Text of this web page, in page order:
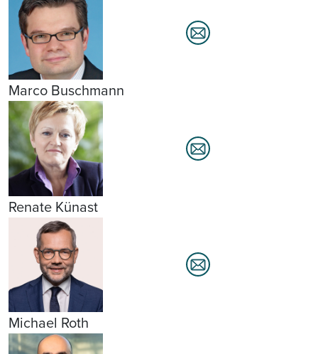
Marco Buschmann
Renate Künast
Michael Roth